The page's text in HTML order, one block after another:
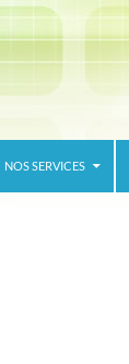
NOS SERVICES